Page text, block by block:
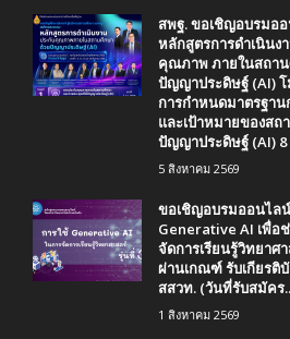
สพฐ. ขอเชิญอบรมอ
หลักสูตรการดำเนินง
คุณภาพ ภายในสถา
ปัญญาประดิษฐ์ (AI)
การกำหนดมาตรฐาน
และเป้าหมายของสถ
ปัญญาประดิษฐ์ (AI) 8
5 สิงหาคม 2569
ขอเชิญอบรมออนไล
Generative AI เพื่อ
จัดการเรียนรู้วิทยาศ
ผ่านเกณฑ์ รับเกียรติ
สสวท. (วันที่รับสมัคร
1 สิงหาคม 2569